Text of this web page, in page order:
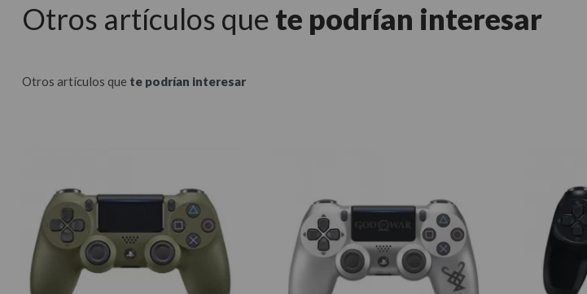
Otros artículos que te podrían interesar
Otros artículos que te podrían interesar